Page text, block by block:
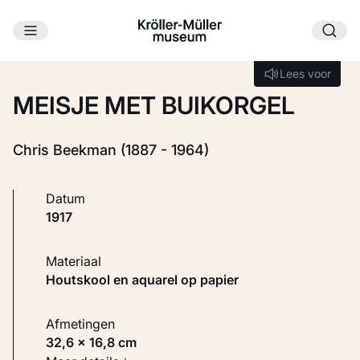
Ga naar hoofdinhoud
Lees voor
Lees voor
MEISJE MET BUIKORGEL
Chris Beekman (1887 - 1964)
Datum
1917
Materiaal
Houtskool en aquarel op papier
Afmetingen
32,6 × 16,8 cm